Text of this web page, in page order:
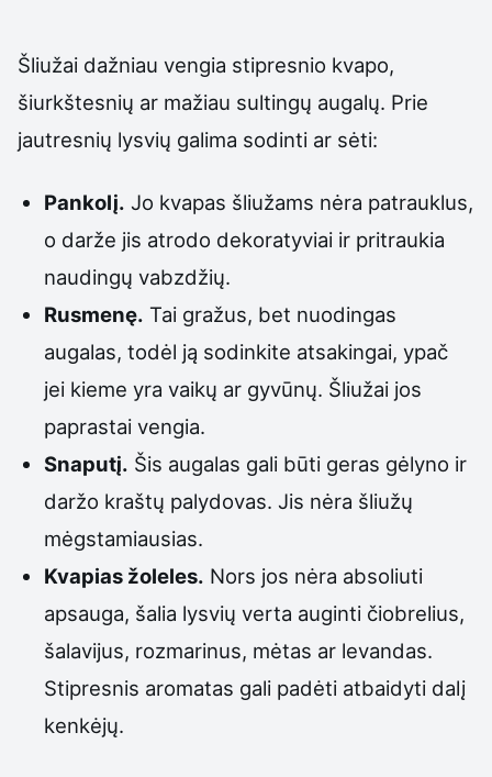
Šliužai dažniau vengia stipresnio kvapo,
šiurkštesnių ar mažiau sultingų augalų. Prie
jautresnių lysvių galima sodinti ar sėti:
Pankolį. Jo kvapas šliužams nėra patrauklus,
o darže jis atrodo dekoratyviai ir pritraukia
naudingų vabzdžių.
Rusmenę. Tai gražus, bet nuodingas
augalas, todėl ją sodinkite atsakingai, ypač
jei kieme yra vaikų ar gyvūnų. Šliužai jos
paprastai vengia.
Snaputį. Šis augalas gali būti geras gėlyno ir
daržo kraštų palydovas. Jis nėra šliužų
mėgstamiausias.
Kvapias žoleles. Nors jos nėra absoliuti
apsauga, šalia lysvių verta auginti čiobrelius,
šalavijus, rozmarinus, mėtas ar levandas.
Stipresnis aromatas gali padėti atbaidyti dalį
kenkėjų.